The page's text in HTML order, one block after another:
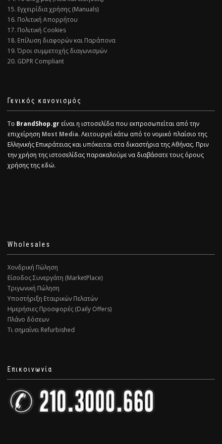
15. Εγχειρίδια χρήσης (Manuals)
16. Πολιτική Απορρήτου
17. Πολιτική Cookies
18. Επίλυση διαφορών και Παράπονα
19. Όροι συμμετοχής διαγωνισμών
20. GDPR Compliant
Γενικός κανονισμός
Το BrandShop.gr είναι η ιστοσελίδα που εκπροσωπείται από την
επιχείρηση Most Media. Λειτουργεί κάτω από το νομικό πλαίσιο της
Ελληνικής Επικράτειας και υπόκειται στα δικαστήρια της Αθήνας. Πριν
την χρήση της ιστοσελίδας παρακαλούμε να διαβάσατε τους όρους
χρήσης τηςεδώ.
Wholesales
Χονδρική Πώληση
Είσοδος Συνεργάτη (MarketPlace)
Τριγωνική Πώληση
Υποστήριξη Εταιρικών Πελατών
Ημερήσιες Προσφορές (Daily Offers)
Πλάνο δόσεων
Τι σημαίνει Refurbished
Επικοινωνία